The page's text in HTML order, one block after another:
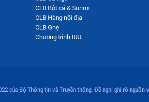
CLB Bột cá & Surimi
CLB Hàng nội địa
CLB Ghẹ
Chương trình IUU
của Bộ Thông tin và Truyền thông. Đề nghị ghi rõ nguồn